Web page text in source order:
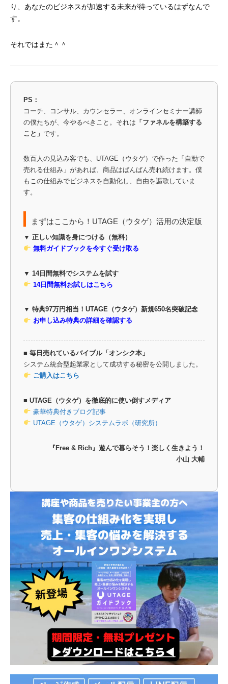
り、あなたのビジネスが加速する未来が待っているはずなんで
す。
それではまた＾＾
PS：
コーチ、コンサル、カウンセラー、オンラインセミナー講師
の僕たちが、今やるべきこと。それは 「ファネルを構築する
こと」 です。
数百人の見込み客でも、UTAGE（ウタゲ）で作った「自動で
売れる仕組み」があれば、商品はばんばん売れ続けます。僕
もこの仕組みでビジネスを自動化し、自由を謳歌していま
す。
まずはここから！UTAGE（ウタゲ）活用の決定版
▼ 正しい知識を身につける（無料）
無料ガイドブックを今すぐ受け取る
▼ 14日間無料でシステムを試す
14日間無料お試しはこちら
▼ 特典97万円相当！UTAGE（ウタゲ）新規650名突破記念
お申し込み特典の詳細を確認する
■ 毎日売れているバイブル「オンシク本」
システム統合型起業家として成功する秘密を公開しました。
ご購入はこちら
■ UTAGE（ウタゲ）を徹底的に使い倒すメディア
豪華特典付きブログ記事
UTAGE（ウタゲ）システムラボ（研究所）
『Free & Rich』遊んで暮らそう！楽しく生きよう！
小山 大輔